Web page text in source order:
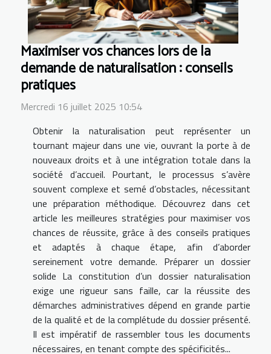
Maximiser vos chances lors de la
demande de naturalisation : conseils
pratiques
Mercredi 16 juillet 2025 10:54
Obtenir la naturalisation peut représenter un
tournant majeur dans une vie, ouvrant la porte à de
nouveaux droits et à une intégration totale dans la
société d’accueil. Pourtant, le processus s’avère
souvent complexe et semé d’obstacles, nécessitant
une préparation méthodique. Découvrez dans cet
article les meilleures stratégies pour maximiser vos
chances de réussite, grâce à des conseils pratiques
et adaptés à chaque étape, afin d’aborder
sereinement votre demande. Préparer un dossier
solide La constitution d’un dossier naturalisation
exige une rigueur sans faille, car la réussite des
démarches administratives dépend en grande partie
de la qualité et de la complétude du dossier présenté.
Il est impératif de rassembler tous les documents
nécessaires, en tenant compte des spécificités...